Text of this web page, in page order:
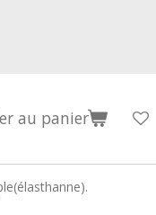
au panier